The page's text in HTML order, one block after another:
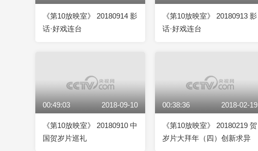
《第10放映室》 20180914 影
话·好戏连台
《第10放映室》 20180913 影
话·好戏连台
00:49:03 2018-09-10
《第10放映室》 20180910 中
国贺岁片巡礼
00:38:36 2018-02-19
《第10放映室》 20180219 贺
岁片大拜年（四）创新求异